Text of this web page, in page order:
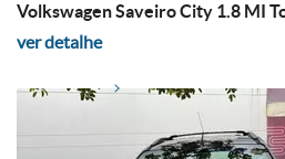
Volkswagen Saveiro City 1.8 MI
ver detalhe